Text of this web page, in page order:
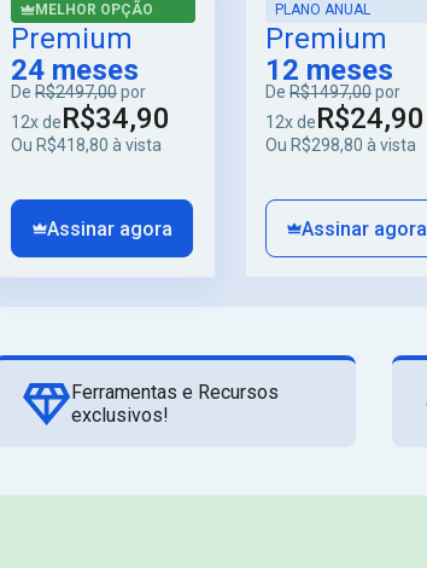
MELHOR OPÇÃO
Premium
24 meses
De R$2497,00por
12x deR$34,90
Ou R$418,80 à vista
Assinar agora
PLANO ANUAL
Premium
12 meses
De R$1497,00por
12x deR$24,90
Ou R$298,80 à vista
Assinar agora
Ferramentas e Recursos
exclusivos!